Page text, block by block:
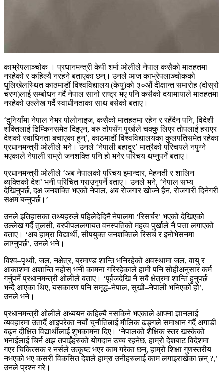
काभ्रेपलाञ्चोक । प्रधानमन्त्री केपी शर्मा ओलीले नेपाल कसैको मातहतमा
नरहेको र कहिल्यै नरहने बताएका छन्। उनले आज काभ्रेपलाञ्चोकको
धुलिखेलस्थित काठमाडौं विश्वविद्यालय (केयु)को ३०औं दीक्षान्त समारोह (दोस्रो
चरण)लाई सम्बोधन गर्दै नेपाल सानो राष्ट्र भए पनि कसैको दयामायाले मातहतमा
नरहेको उल्लेख गर्दै स्वाधीनताका साथ बसेको बताए।
‘दुनियाँमा नेपाल नेभर पोलोनाइज, कसैको मातहतमा रहेन र रहँदैन पनि, विदेशी
शक्तिलाई ढिम्किनसमेत दिइएन, बरु तोपसँग पुर्खाले चक्कु लिएर तोपलाई हराएर
देशको स्वाधिनता बचाएका हुन्’, काठमाडौं विश्वविद्यालयका कुलपतिसमेत रहेका
प्रधानमन्त्री ओलीले भने। उनले ‘नेपाली बहादुर’ मात्रैको परिचयले नपुग्ने
भएकाले नेपाली राम्रो जनशक्ति पनि हो भनेर परिचय थप्नुपर्ने बताए।
प्रधानमन्त्री ओलीले ‘अब नेपालको परिचय इमान्दार, मेहनती र शालिन
व्यक्तिको देश’ भनी परिचित गराउनुपर्ने बताए। उनले भने, ‘नेपाल सभ्य
देखिनुपर्छ, दक्ष जनशक्ति भएको नेपाल, अब रोजगार खोज्ने हैन, रोजगारी दिनेगरी
सक्षम बन्नुपर्छ।’
उनले इतिहासका तथ्यहरुले पहिलेदेदिनै नेपालमा ‘रिसर्चर’ भएको देखिएको
उल्लेख गर्दै तुलसी, बरपीपललगायत वनस्पतिको महत्व पुर्खाले नै पत्ता लगाएको
बताए। ‘अब हाम्रा विद्यार्थी, सीपयुक्त जनशक्तिले रिसर्च र इनोभेसनमा
लाग्नुपर्छ’, उनले भने।
विश्व–पृथ्वी, जल, नक्षेत्र, ब्रमाण्ड शान्ति भनिरहेको अवस्थामा जल, वायु र
आकाशमा अशान्ति नहोस् भनी कामना गरिरहेकाले हामी पनि सोहीअनुसार कर्म
गर्नुपर्ने प्रधानमन्त्री ओलीले बताए। ‘पूर्वजदेखि नै सबै क्षेत्रमा शान्ति हुनुपर्छ
भन्दै आएका थिए, यसकारण पनि समृद्ध–नेपाल, सुखी–नेपाली भनिएको हो’,
उनले भने।
प्रधानमन्त्री ओलीले अध्ययन कहिल्यै नसकिने भएकाले आफ्ना ज्ञानलाई
व्यवहारमा उतार्दै आइपरेका नयाँ चुनौतिलाई मौलिक ढङ्गले समाधान गर्दै अगाडी
बढ्न दीक्षित विद्यार्थीलाई शुभकामना दिए। ‘नेपालको शैक्षिक स्तर खस्केको
भनाईलाई चिर्न अझ तपाईंहरुको योगदान उच्च रहनेछ, हाम्रो देशबाट विदेशमा
गएर चिकित्सक र नर्सले उत्कृष्ट भएर काम गरेका छन्, हाम्रो शिक्षा गुणस्तरीय
नभएको भए कसरी विकसित देशले हाम्रा उनीहरुलाई काम लगाइराखेका छन् ?,’
उनले प्रश्न गरे।